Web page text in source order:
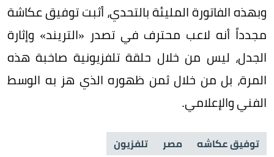
وبهذه الفاتورة المليئة بالتحدي، أثبت توفيق عكاشة
مجدداً أنه لاعب محترف في تصدر «التريند» وإثارة
الجدل، ليس من خلال حلقة تلفزيونية صاخبة هذه
المرة، بل من خلال ثمن ظهوره الذي هز به الوسط
الفني والإعلامي.
توفيق عكاشه مصر تلفزيون